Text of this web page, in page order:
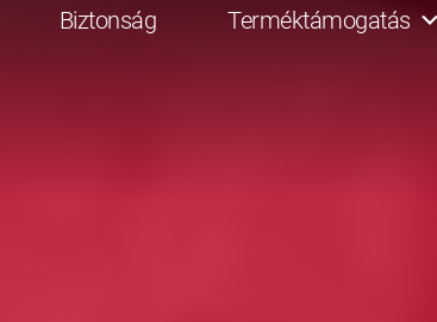
Biztonság Terméktámogatás